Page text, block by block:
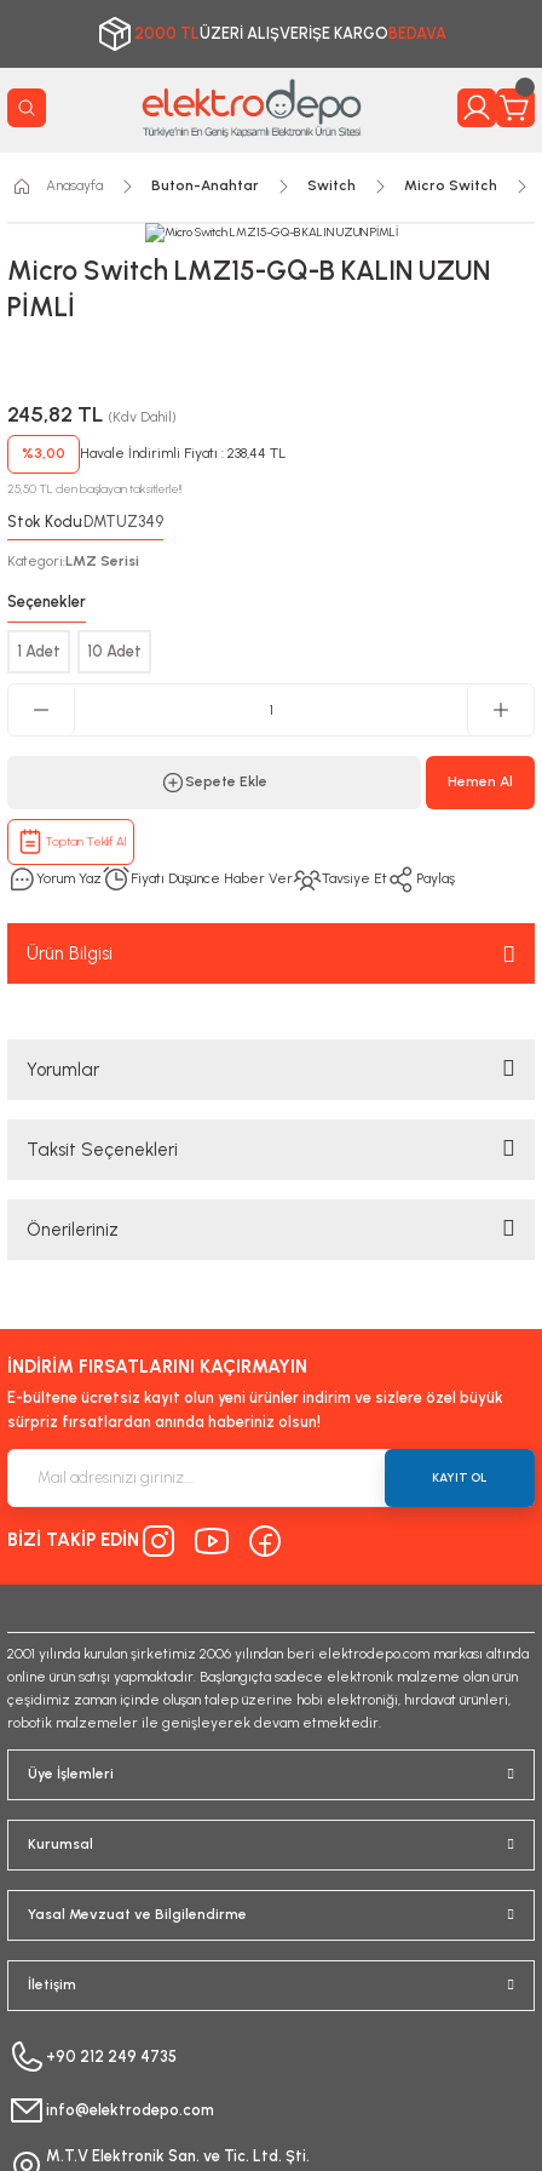
2000 TLÜZERİ ALIŞVERİŞE KARGO BEDAVA
Anasayfa Buton-Anahtar Switch Micro Switch
Micro Switch LMZ15-GQ-B KALIN UZUN
PİMLİ
245,82 TL (Kdv Dahil)
%3,00 Havale İndirimli Fiyatı : 238,44 TL
25,50 TL den başlayan taksitlerle!!
Stok Kodu: DMTUZ349
Kategori:LMZ Serisi
Seçenekler
1 Adet 10 Adet
Sepete Ekle Hemen Al
Toptan Teklif Al
Yorum Yaz Fiyatı Düşünce Haber Ver Tavsiye Et Paylaş
Ürün Bilgisi
Yorumlar
Taksit Seçenekleri
Önerileriniz
yetersiz gördüğünüz noktaları öneri formunu kullanarak tarafımıza
iletebilirsiniz.
Görüş ve önerileriniz için teşekkür ederiz.
Ürün açıklamasında eksik bilgiler bulunuyor.
Ürün bilgilerinde hatalar bulunuyor.
Ürün fiyatı diğer sitelerden daha pahalı.
Gönder
İNDİRİM FIRSATLARINI KAÇIRMAYIN
E-bültene ücretsiz kayıt olun yeni ürünler indirim ve sizlere özel büyük
sürpriz fırsatlardan anında haberiniz olsun!
KAYIT OL
BİZİ TAKİP EDİN
2001 yılında kurulan şirketimiz 2006 yılından beri elektrodepo.com markası altında
online ürün satışı yapmaktadır. Başlangıçta sadece elektronik malzeme olan ürün
çeşidimiz zaman içinde oluşan talep üzerine hobi elektroniği, hırdavat ürünleri,
robotik malzemeler ile genişleyerek devam etmektedir.
Üye İşlemleri
Kurumsal
Yasal Mevzuat ve Bilgilendirme
İletişim
+90 212 249 4735
info@elektrodepo.com
M.T.V Elektronik San. ve Tic. Ltd. Şti.